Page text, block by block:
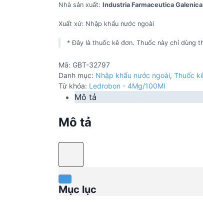
Nhà sản xuất: Industria Farmaceutica
Xuất xứ: Nhập khẩu nước ngoài
* Đây là thuốc kê đơn. Thuốc này chỉ dùng
Mã: GBT-32797
Danh mục: Nhập khẩu nước ngoài, Thuốc
Từ khóa: Ledrobon - 4Mg/100Ml
Mô tả
Mô tả
Mục lục